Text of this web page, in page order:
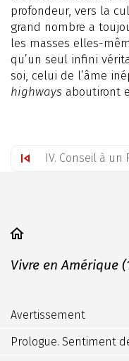
profondeur, vers la
grand nombre a
les masses elles-
qu’un seul infini
soi, celui de l’âme
highways aboutiront
IV. Conseil à
Vivre en Amérique
Avertissement
Prologue. Sentiment